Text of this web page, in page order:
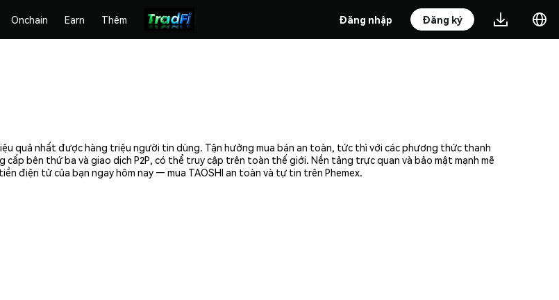
Onchain Earn Thêm Đăng nhập Đăng ký
quả nhất được hàng triệu người tin dùng. Tận hưởng mua bán an toàn, tức thì với các phương thức thanh
bên thứ ba và giao dịch P2P, có thể truy cập trên toàn thế giới. Nền tảng trực quan và bảo mật mạnh mẽ
điện tử của bạn ngay hôm nay — mua TAOSHI an toàn và tự tin trên Phemex.